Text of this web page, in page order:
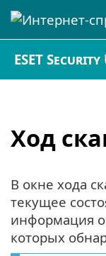
ESET
Ход
В окне хода
текущее
информация
которых